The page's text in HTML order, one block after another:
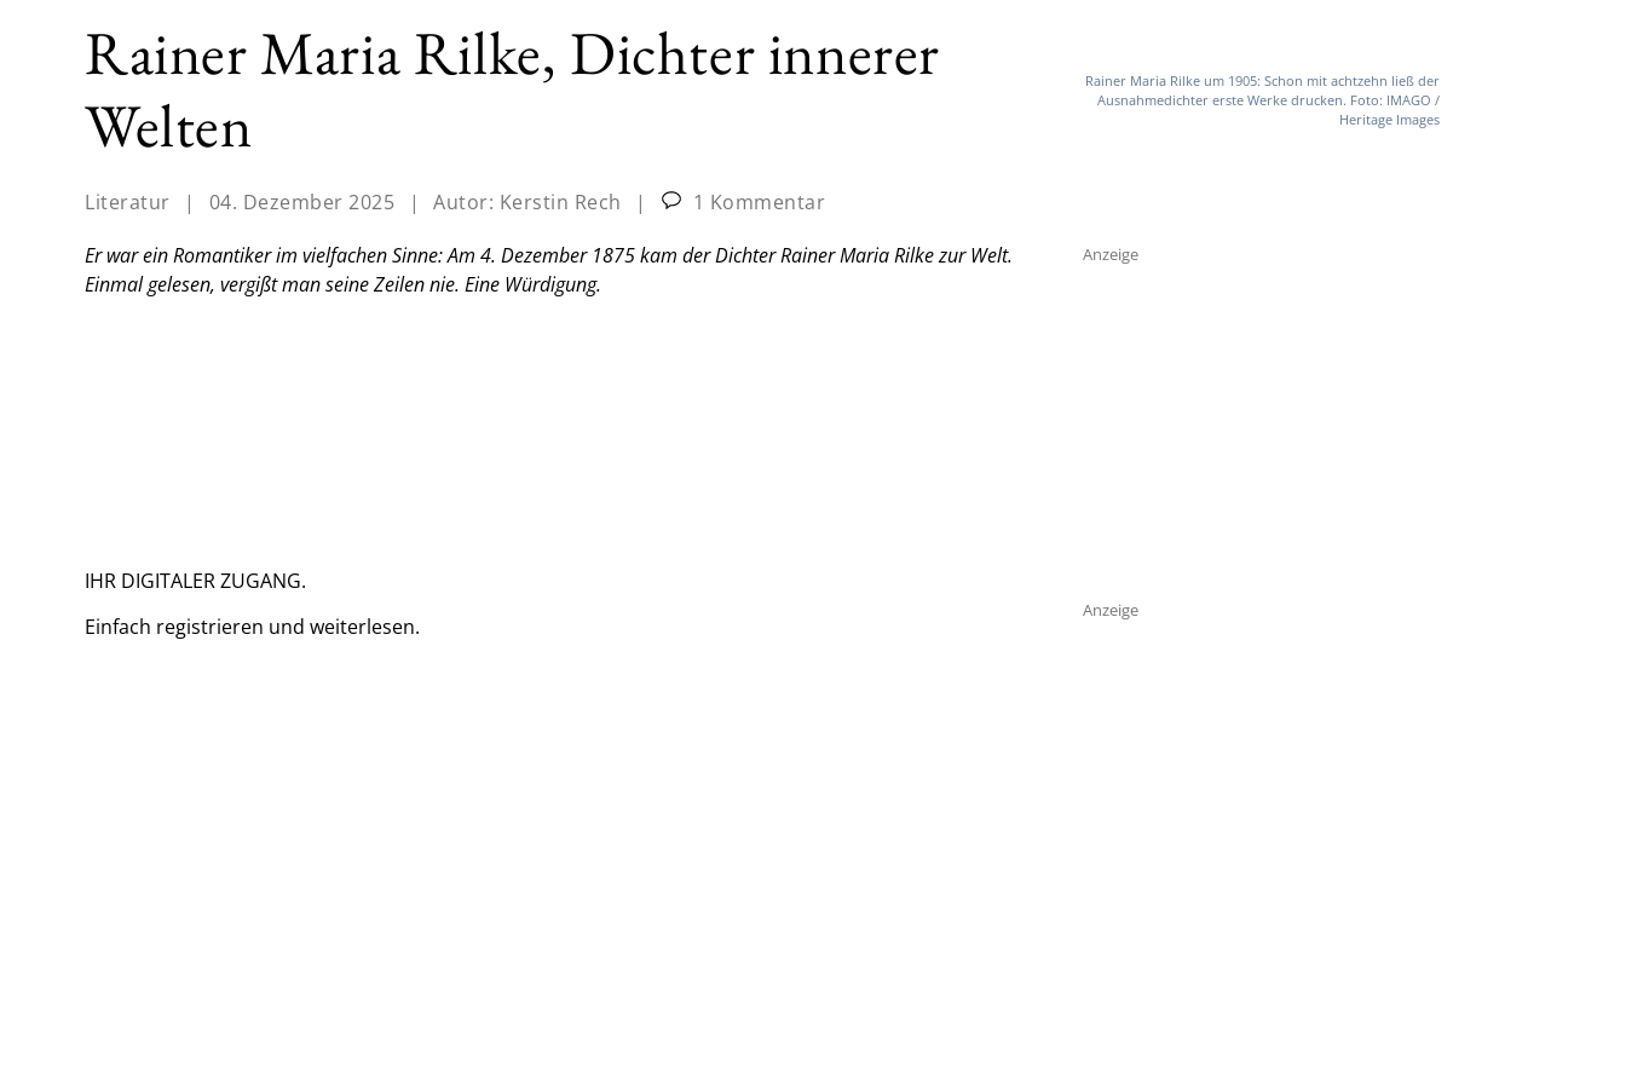
Rainer Maria Rilke, Dichter innerer
Welten
Literatur | 04. Dezember 2025 | Autor: Kerstin Rech |
1 Kommentar
Er war ein Romantiker im vielfachen Sinne: Am 4. Dezember 1875 kam der Dichter Rainer Maria Rilke zur Welt.
Einmal gelesen, vergißt man seine Zeilen nie. Eine Würdigung.
IHR DIGITALER ZUGANG.
Einfach registrieren und weiterlesen.
Rainer Maria Rilke um 1905: Schon mit achtzehn ließ der
Ausnahmedichter erste Werke drucken. Foto: IMAGO /
Heritage Images
Anzeige
Anzeige